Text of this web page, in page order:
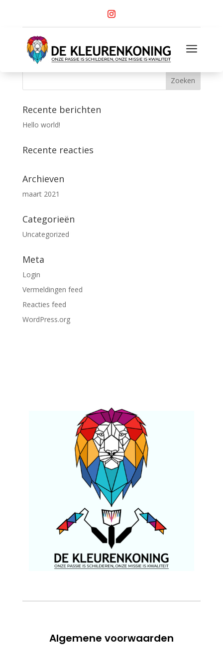
a
Mijn account
[woocommerce_my_account]
Recente berichten
Hello world!
Recente reacties
Archieven
maart 2021
Categorieën
Uncategorized
Meta
Login
Vermeldingen feed
Reacties feed
WordPress.org
Algemene voorwaarden